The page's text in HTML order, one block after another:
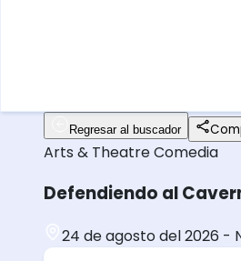
Regresar al buscador
Arts & TheatreComedia
Defendiendo al
24 de agosto del 2026 -